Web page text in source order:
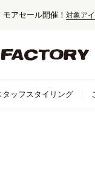
アセール開催！ 対象ア
に詳しく
タッフスタイリング